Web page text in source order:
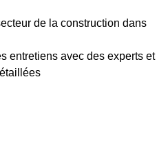
de la construction dans
entretiens avec des experts et